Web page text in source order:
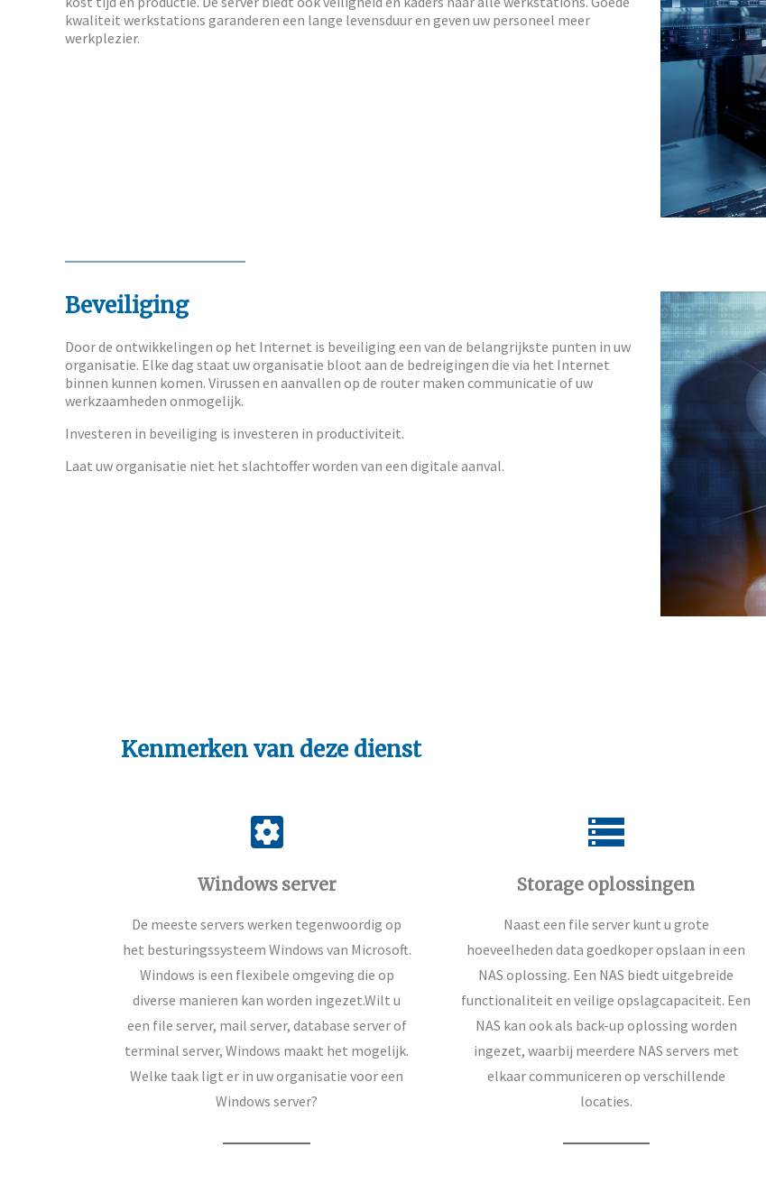
kwaliteit werkstations garanderen een lange levensduur en geven uw personeel meer
werkplezier.
Beveiliging
Door de ontwikkelingen op het Internet is beveiliging een van de belangrijkste punten in uw
organisatie. Elke dag staat uw organisatie bloot aan de bedreigingen die via het Internet
binnen kunnen komen. Virussen en aanvallen op de router maken communicatie of uw
werkzaamheden onmogelijk.
Investeren in beveiliging is investeren in productiviteit.
Laat uw organisatie niet het slachtoffer worden van een digitale aanval.
Kenmerken van deze dienst
settings_applications
Windows server
De meeste servers werken tegenwoordig op
het besturingssysteem Windows van Microsoft.
Windows is een flexibele omgeving die op
diverse manieren kan worden ingezet.Wilt u
een file server, mail server, database server of
terminal server, Windows maakt het mogelijk.
Welke taak ligt er in uw organisatie voor een
Windows server?
storage
Storage oplossingen
Naast een file server kunt u grote
hoeveelheden data goedkoper opslaan in een
NAS oplossing. Een NAS biedt uitgebreide
functionaliteit en veilige opslagcapaciteit. Een
NAS kan ook als back-up oplossing worden
ingezet, waarbij meerdere NAS servers met
elkaar communiceren op verschillende
locaties.